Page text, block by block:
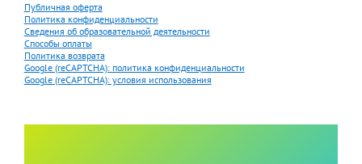
Публичная оферта
Политика конфиденциальности
Сведения об образовательной деятельности
Способы оплаты
Политика возврата
Google (reCAPTCHA): политика конфиденциальности
Google (reCAPTCHA): условия использования